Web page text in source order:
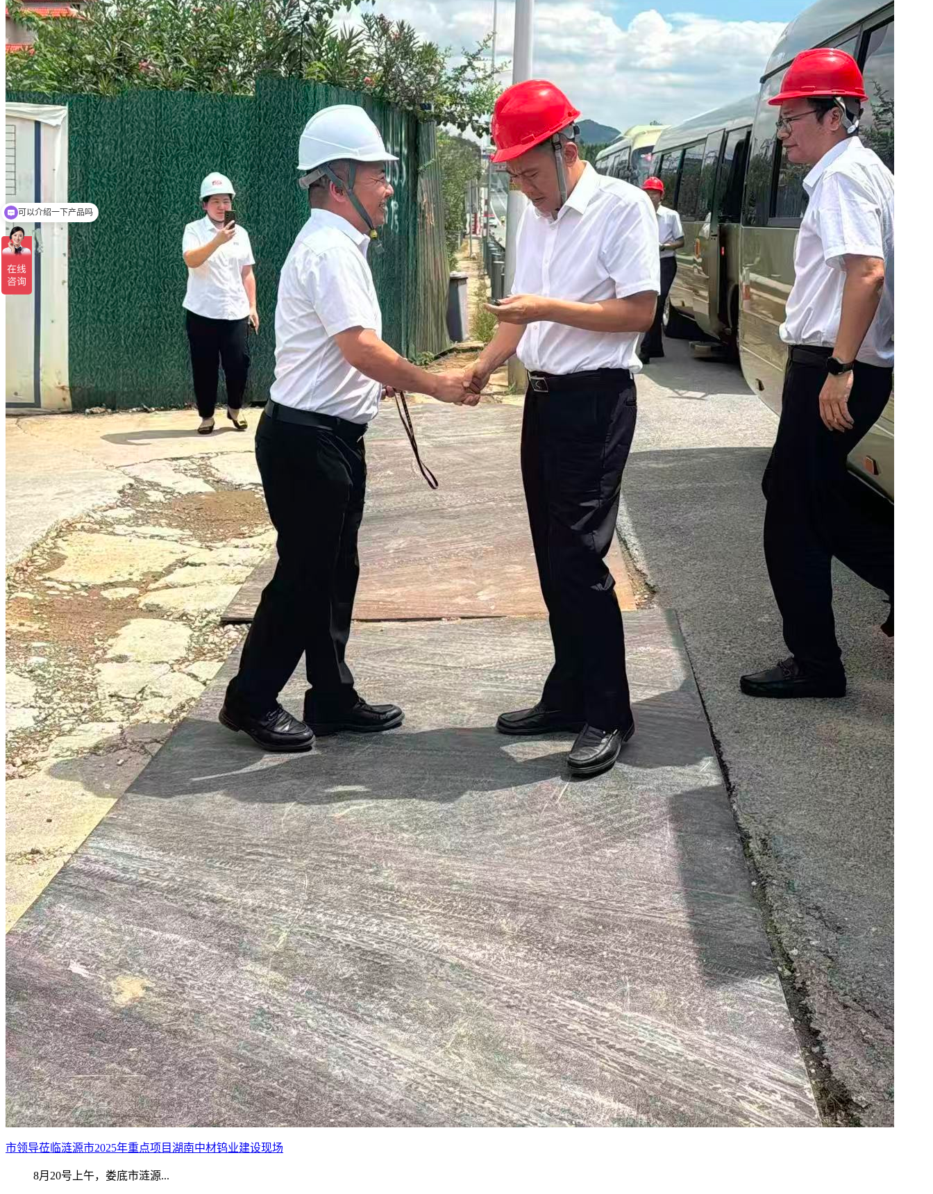
市领导莅临涟源市2025年重点项目湖南中材钨业建设现场
8月20号上午，娄底市涟源...
钨钢制品
可以介绍一下产品吗